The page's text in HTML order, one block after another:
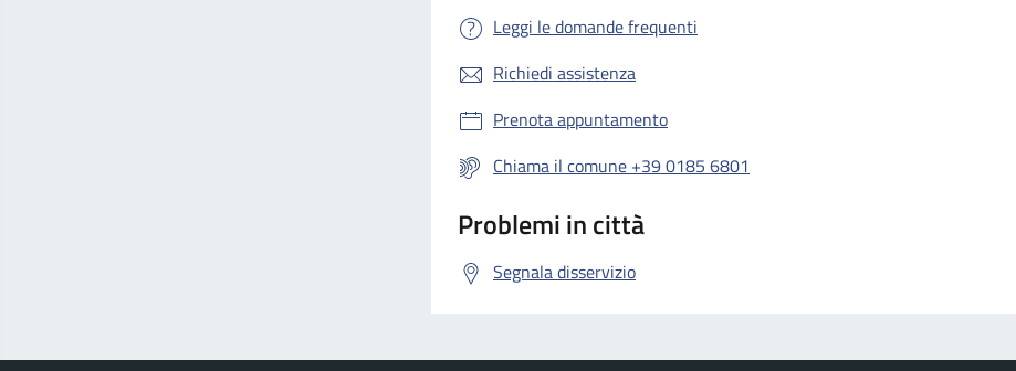
Leggi le domande frequenti
Richiedi assistenza
Prenota appuntamento
Chiama il comune +39 0185 6801
Problemi in città
Segnala disservizio